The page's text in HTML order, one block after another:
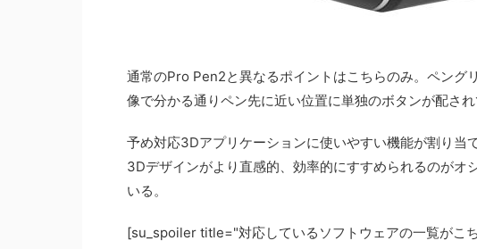
通常のPro Pen2と異なるポイントはこちらのみ。ペング
像で分かる通りペン先に近い位置に単独のボタンが配され
予め対応3Dアプリケーションに使いやすい機能が割り当
3Dデザインがより直感的、効率的にすすめられるのがオ
いる。
[su_spoiler title="対応しているソフトウェアの一覧が